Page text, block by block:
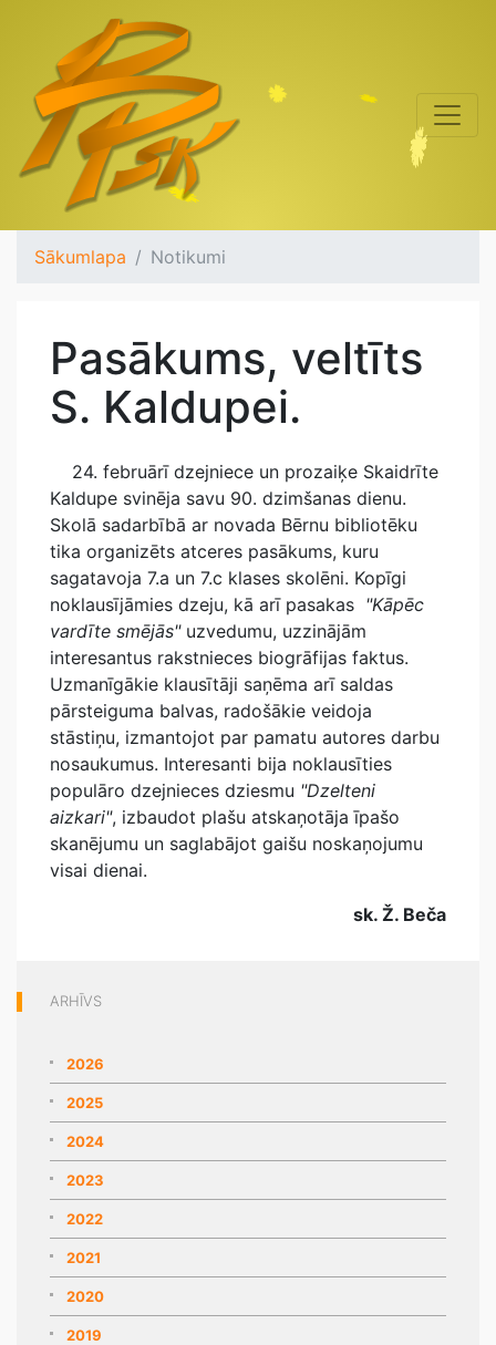
Sākumlapa Notikumi
Pasākums, veltīts
S. Kaldupei.
24. februārī dzejniece un prozaiķe Skaidrīte
Kaldupe svinēja savu 90. dzimšanas dienu.
Skolā sadarbībā ar novada Bērnu bibliotēku
tika organizēts atceres pasākums, kuru
sagatavoja 7.a un 7.c klases skolēni. Kopīgi
noklausījāmies dzeju, kā arī pasakas "Kāpēc
vardīte smējās"uzvedumu, uzzinājām
interesantus rakstnieces biogrāfijas faktus.
Uzmanīgākie klausītāji saņēma arī saldas
pārsteiguma balvas, radošākie veidoja
stāstiņu, izmantojot par pamatu autores darbu
nosaukumus. Interesanti bija noklausīties
populāro dzejnieces dziesmu "Dzelteni
aizkari", izbaudot plašu atskaņotāja īpašo
skanējumu un saglabājot gaišu noskaņojumu
visai dienai.
sk. Ž. Beča
ARHĪVS
2026
2025
2024
2023
2022
2021
2020
2019